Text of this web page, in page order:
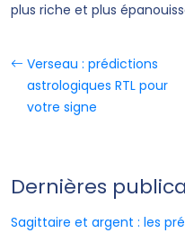
plus riche et plus
Verseau : prédictions
astrologiques RTL pour
votre signe
Dernières
Sagittaire et argent : les